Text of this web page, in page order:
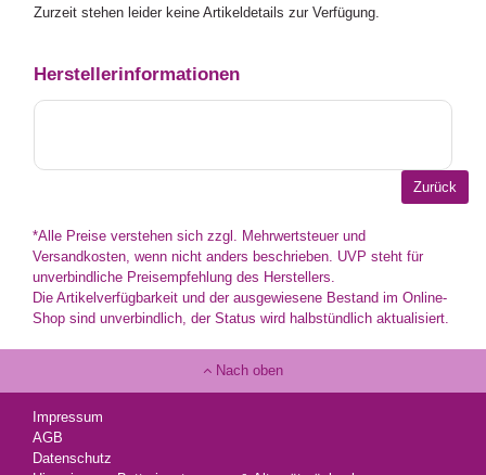
Zurzeit stehen leider keine Artikeldetails zur Verfügung.
Herstellerinformationen
*Alle Preise verstehen sich zzgl. Mehrwertsteuer und
Versandkosten, wenn nicht anders beschrieben. UVP steht für
unverbindliche Preisempfehlung des Herstellers.
Die Artikelverfügbarkeit und der ausgewiesene Bestand im Online-
Shop sind unverbindlich, der Status wird halbstündlich aktualisiert.
Nach oben
Impressum
AGB
Datenschutz